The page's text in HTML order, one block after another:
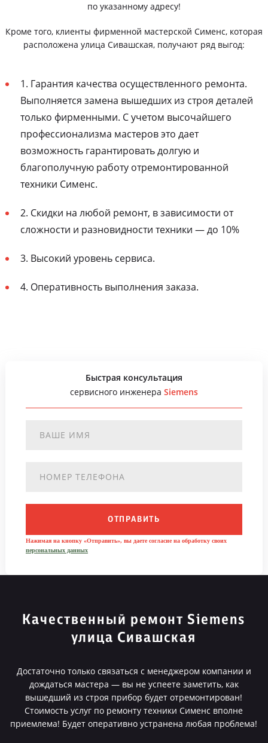
по указанному адресу!
Кроме того, клиенты фирменной мастерской Сименс, которая
расположена улица Сивашская, получают ряд выгод:
1. Гарантия качества осуществленного ремонта.
Выполняется замена вышедших из строя деталей
только фирменными. С учетом высочайшего
профессионализма мастеров это дает
возможность гарантировать долгую и
благополучную работу отремонтированной
техники Сименс.
2. Скидки на любой ремонт, в зависимости от
сложности и разновидности техники — до 10%
3. Высокий уровень сервиса.
4. Оперативность выполнения заказа.
Быстрая консультация
сервисного инженера Siemens
ОТПРАВИТЬ
Нажимая на кнопку «Отправить», вы даете согласие на обработку своих
персональных данных
Качественный ремонт Siemens
улица Сивашская
Достаточно только связаться с менеджером компании и
дождаться мастера — вы не успеете заметить, как
вышедший из строя прибор будет отремонтирован!
Стоимость услуг по ремонту техники Сименс вполне
приемлема! Будет оперативно устранена любая проблема!